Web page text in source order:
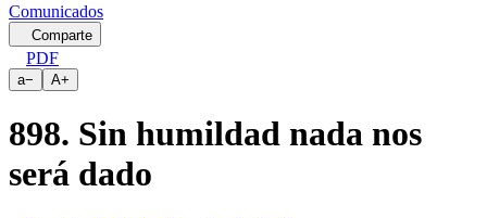
Comunicados
Comparte
PDF
a− A+
898. Sin humildad nada nos
será dado